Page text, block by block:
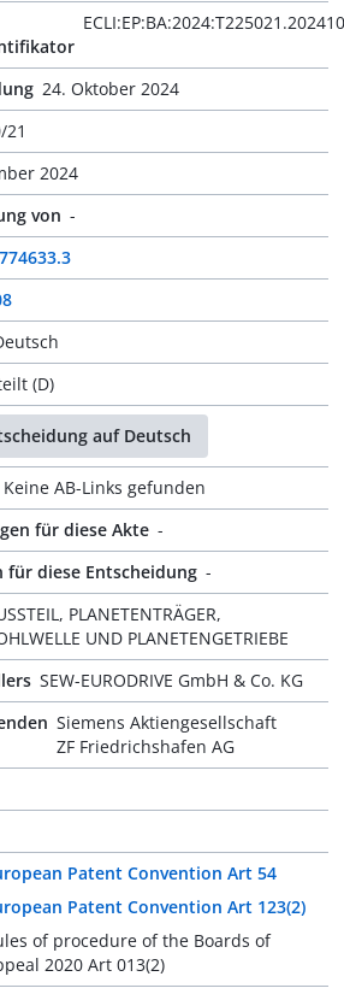
24. Oktober 2024
21
2024
von -
(D)
auf Deutsch
Keine AB-Links gefunden
für diese Akte -
für diese Entscheidung -
PLANETENTRÄGER,
UND PLANETENGETRIEBE
SEW-EURODRIVE GmbH & Co. KG
Siemens Aktiengesellschaft
ZF Friedrichshafen AG
Patent Convention Art 54
Patent Convention Art 123(2)
of procedure of the Boards of
2020 Art 013(2)